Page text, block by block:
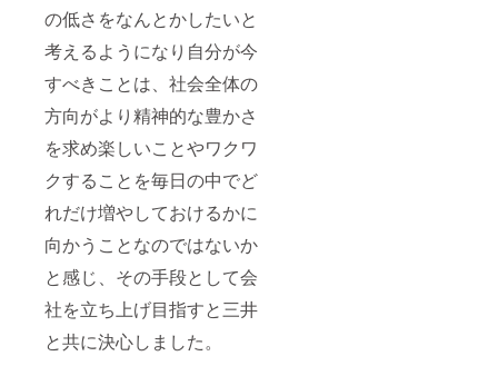
の低さをなんとかしたいと
考えるようになり自分が今
すべきことは、社会全体の
方向がより精神的な豊かさ
を求め楽しいことやワクワ
クすることを毎日の中でど
れだけ増やしておけるかに
向かうことなのではないか
と感じ、その手段として会
社を立ち上げ目指すと三井
と共に決心しました。